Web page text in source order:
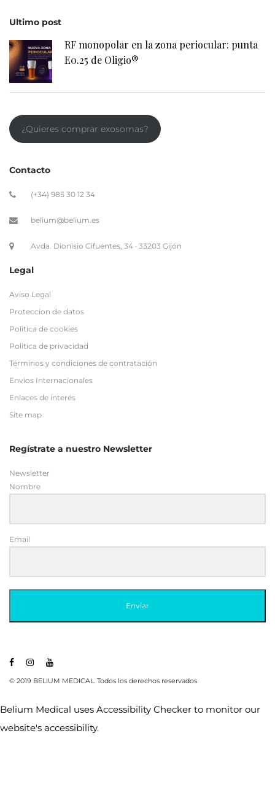
Ultimo post
RF monopolar en la zona periocular: punta
E0.25 de Oligio®
¿Quieres comprar exosomas?
Contacto
(+34) 985 30 12 34
belium@belium.es
Avda. Dionisio Cifuentes, 34 · 33203 Gijón
Legal
Aviso Legal
Proteccion de datos
Politica de cookies
Politica de privacidad
Términos y condiciones de contratación
Envios Internacionales
Enlaces de interés
Site map
Regístrate a nuestro Newsletter
Newsletter
Nombre
Email
Enviar
© 2019 BELIUM MEDICAL. Todos los derechos reservados
Belium Medical uses Accessibility Checker to monitor our
website's accessibility.